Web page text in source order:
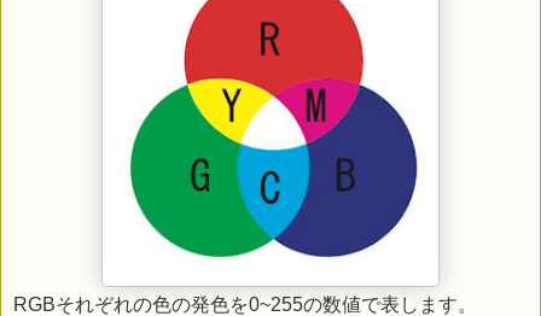
RGBそれぞれの色の発色を0~255の数値で表します。